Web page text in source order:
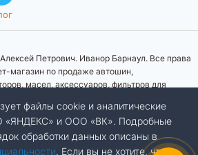
Петрович. Иванор Барнаул. Все права
магазин по продаже автошин,
масел, аксессуаров, фильтров для
Представленная информация о товарах, их
фото, наличия на складе ни при каких
офертой, определяемой положениями
кодекса Российской Федерации.
файлы cookie и аналитические
«ЯНДЕКС» и ООО «ВК». Подробные
обработки данных описаны в
. Если вы не хотите, чтобы